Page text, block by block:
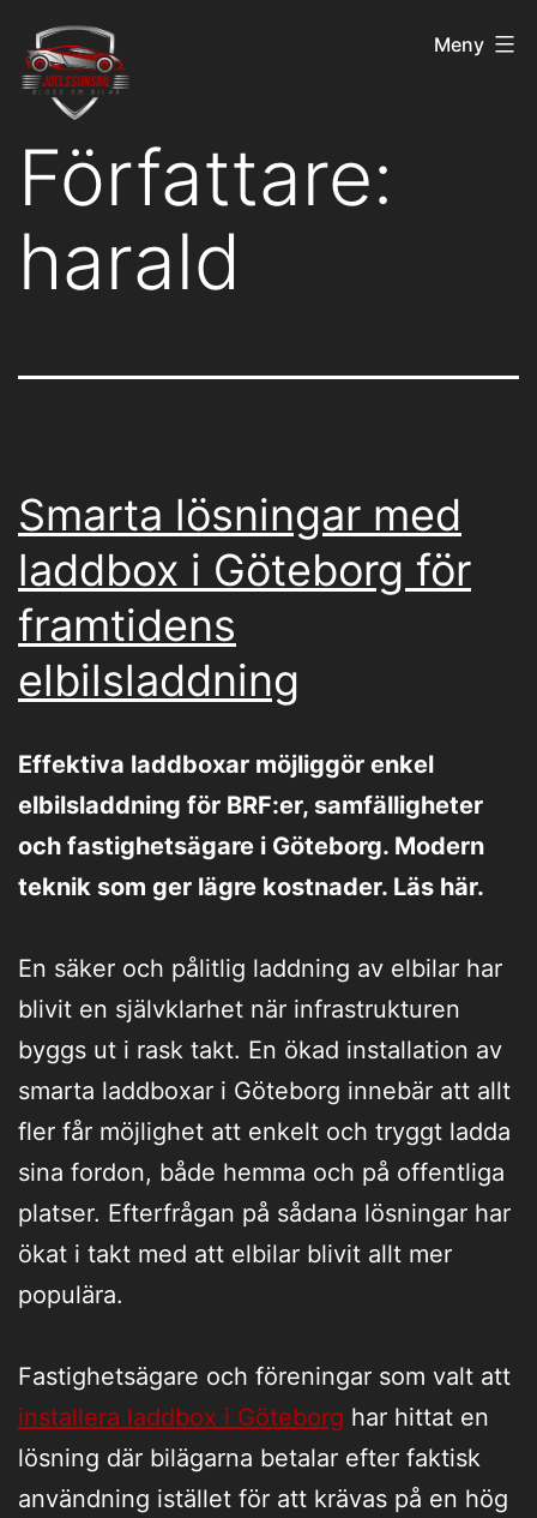
Hoppa
innehåll
joelssonsbil.nu Meny
Författare:
harald
Smarta lösningar med
laddbox i Göteborg för
framtidens
elbilsladdning
Effektiva laddboxar möjliggör enkel
elbilsladdning för BRF:er, samfälligheter
och fastighetsägare i Göteborg. Modern
teknik som ger lägre kostnader. Läs här.
En säker och pålitlig laddning av elbilar har
blivit en självklarhet när infrastrukturen
byggs ut i rask takt. En ökad installation av
smarta laddboxar i Göteborg innebär att allt
fler får möjlighet att enkelt och tryggt ladda
sina fordon, både hemma och på offentliga
platser. Efterfrågan på sådana lösningar har
ökat i takt med att elbilar blivit allt mer
populära.
Fastighetsägare och föreningar som valt att
installera laddbox i Göteborg har hittat en
lösning där bilägarna betalar efter faktisk
användning istället för att krävas på en hög